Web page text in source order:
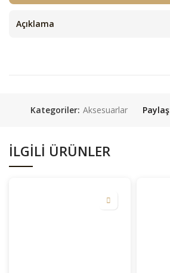
Açıklama
Kategoriler: Aksesuarlar Paylaş
İLGILI ÜRÜNLER